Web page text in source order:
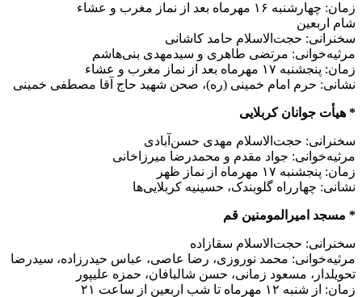
زمان: چهارشنبه ۱۶ مهرماه بعد از نماز مغرب و عشاء
شام اربعین
سخنرانی: حجت‌الاسلام حامد کاشانی
مرثیه‌خوانی: مرتضی طاهری و سیدمهدی بنی‌هاشم
زمان: پنجشنبه ۱۷ مهرماه بعد از نماز مغرب و عشاء
نشانی: حرم امام خمینی (ره)، صحن شهید حاج آقا مصطفی خمینی
* هیأت جوانان کربلایی
سخنرانی: حجت‌الاسلام مهدی حسن‌آبادی
مرثیه‌خوانی: جواد مقدم و محمدرضا میرزاخانی
زمان: پنجشنبه ۱۷ مهرماه از نماز ظهر
نشانی: چهارراه گلوبندک، حسینیه کربلایی‌ها
* مسجد امیرالمومنین قم
سخنرانی: حجت‌الاسلام سقازاده
مرثیه‌خوانی: محمد نوروزی، رضا عاصی، عباس حیدرزاده، سیدرضا
تحویلدار، مسعود زمانی، حسن شالبافان، حمزه علیپور
زمان: از شنبه ۱۲ مهرماه تا شب اربعین از ساعت ۲۱